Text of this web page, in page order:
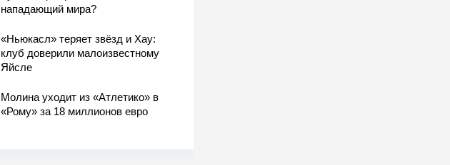
нападающий мира?
«Ньюкасл» теряет звёзд и Хау:
клуб доверили малоизвестному
Яйсле
Молина уходит из «Атлетико» в
«Рому» за 18 миллионов евро